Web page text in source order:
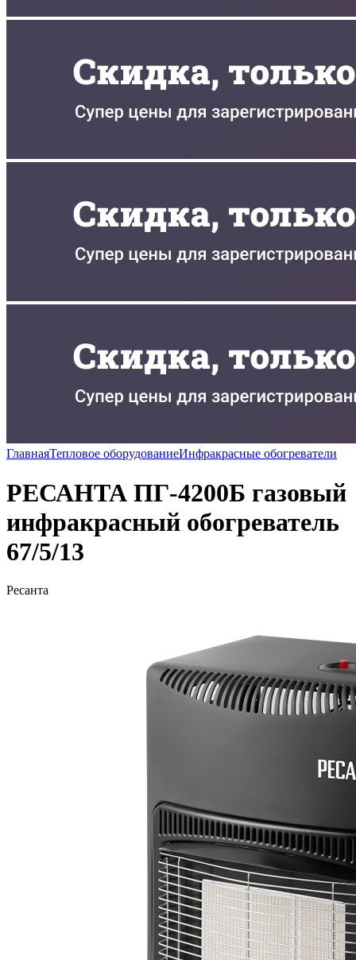
ГлавнаяТепловое оборудованиеИнфракрасные обогреватели
РЕСАНТА ПГ-4200Б газовый
инфракрасный обогреватель
67/5/13
Ресанта